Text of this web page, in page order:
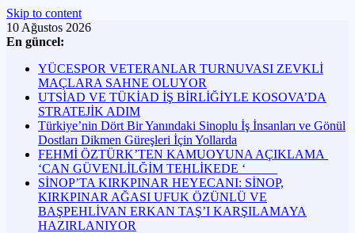
Skip to content
10 Ağustos 2026
En güncel:
YÜCESPOR VETERANLAR TURNUVASI ZEVKLİ
MAÇLARA SAHNE OLUYOR
UTSİAD VE TÜKİAD İŞ BİRLİĞİYLE KOSOVA’DA
STRATEJİK ADIM
Türkiye’nin Dört Bir Yanındaki Sinoplu İş İnsanları ve Gönül
Dostları Dikmen Güreşleri İçin Yollarda
FEHMİ ÖZTÜRK’TEN KAMUOYUNA AÇIKLAMA
‘CAN GÜVENLİLĞİM TEHLİKEDE ‘
SİNOP’TA KIRKPINAR HEYECANI: SİNOP,
KIRKPINAR AĞASI UFUK ÖZÜNLÜ VE
BAŞPEHLİVAN ERKAN TAŞ’I KARŞILAMAYA
HAZIRLANIYOR